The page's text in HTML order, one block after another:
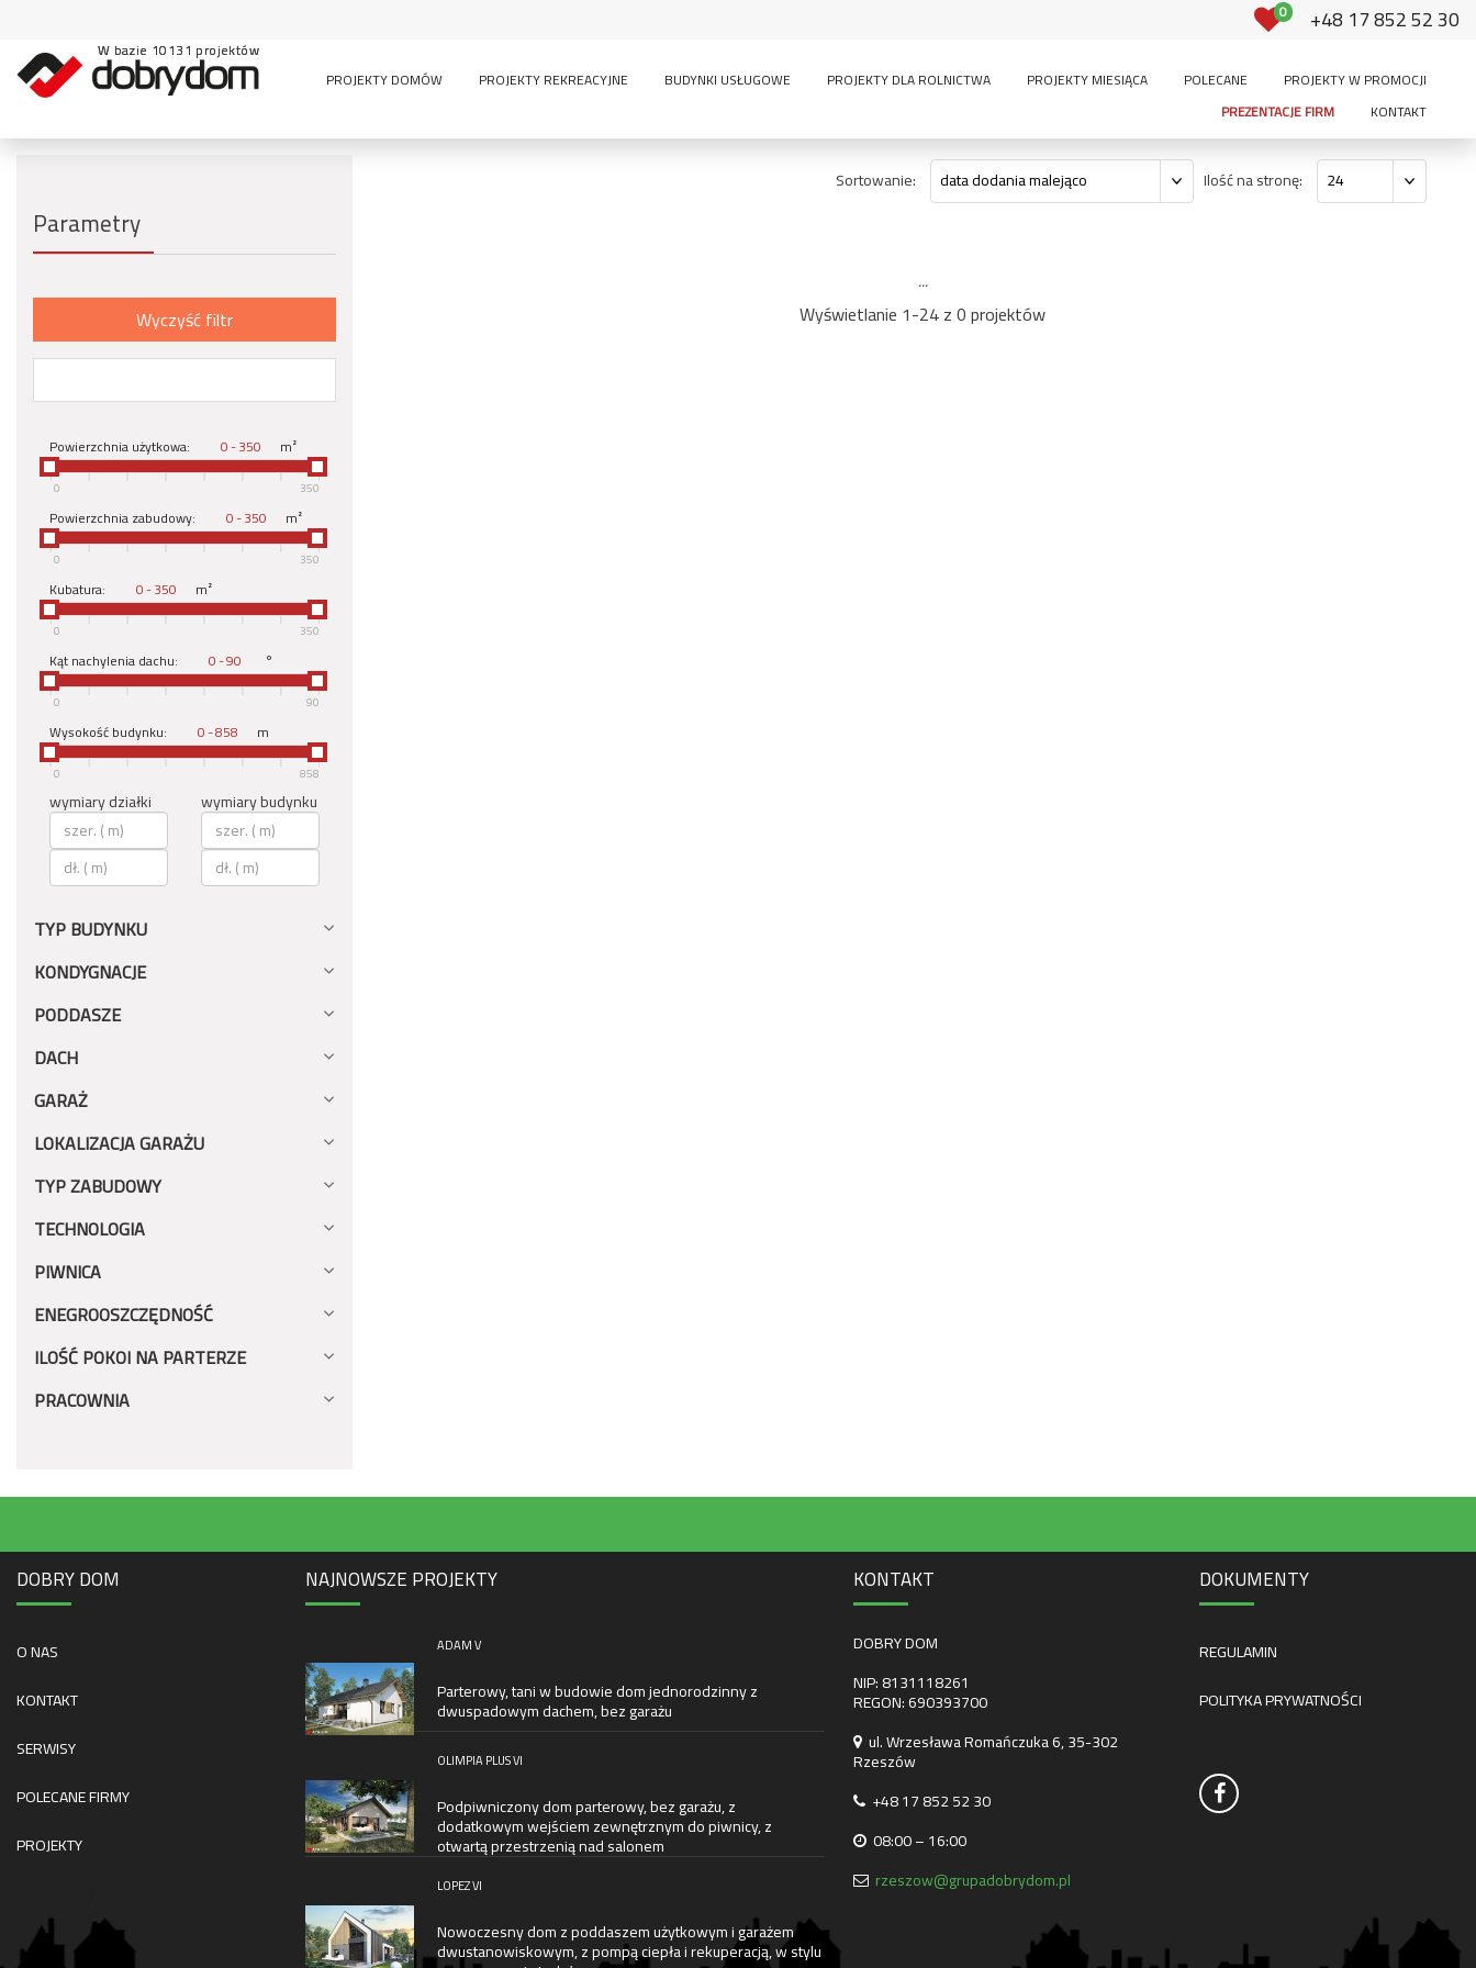
0 +48 17 852 52 30
W bazie 10131 projektów
PROJEKTY DOMÓW
PROJEKTY REKREACYJNE BUDYNKI USŁUGOWE PROJEKTY DLA ROLNICTWA PROJEKTY MIESIĄCA POLECANE
PROJEKTY W PROMOCJI
PREZENTACJE FIRM
KONTAKT
Parametry
Wyczyść filtr
Powierzchnia użytkowa: - m²
0 350
Powierzchnia zabudowy: - m²
0 350
Kubatura: - m²
0 350
Kąt nachylenia dachu: - °
0 90
Wysokość budynku: - m
0 858
wymiary działki wymiary budynku
TYP BUDYNKU
KONDYGNACJE
PODDASZE
DACH
GARAŻ
LOKALIZACJA GARAŻU
TYP ZABUDOWY
TECHNOLOGIA
PIWNICA
ENEGROOSZCZĘDNOŚĆ
ILOŚĆ POKOI NA PARTERZE
PRACOWNIA
Sortowanie: data dodania malejąco Ilość na stronę: 24
...
Wyświetlanie 1-24 z 0 projektów
DOBRY DOM
O NAS
KONTAKT
SERWISY
POLECANE FIRMY
PROJEKTY
NAJNOWSZE PROJEKTY
ADAM V
Parterowy, tani w budowie dom jednorodzinny z
dwuspadowym dachem, bez garażu
OLIMPIA PLUS VI
Podpiwniczony dom parterowy, bez garażu, z
dodatkowym wejściem zewnętrznym do piwnicy, z
otwartą przestrzenią nad salonem
LOPEZ VI
Nowoczesny dom z poddaszem użytkowym i garażem
dwustanowiskowym, z pompą ciepła i rekuperacją, w stylu
KONTAKT
DOBRY DOM
NIP: 8131118261
REGON: 690393700
ul. Wrzesława Romańczuka 6, 35-302
Rzeszów
+48 17 852 52 30
08:00 – 16:00
rzeszow@grupadobrydom.pl
DOKUMENTY
REGULAMIN
POLITYKA PRYWATNOŚCI